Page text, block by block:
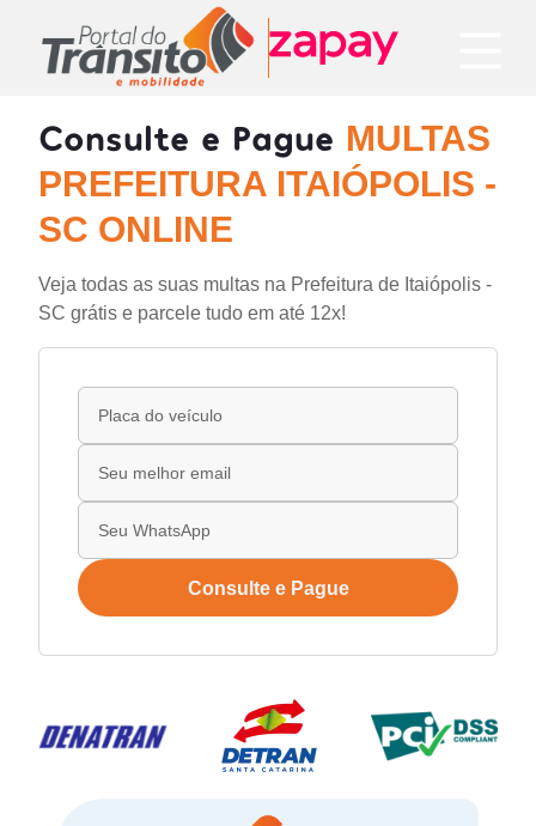
Consulte e Pague MULTAS
PREFEITURA ITAIÓPOLIS -
SC ONLINE
Veja todas as suas multas na Prefeitura de Itaiópolis -
SC grátis e parcele tudo em até 12x!
Consulte e Pague